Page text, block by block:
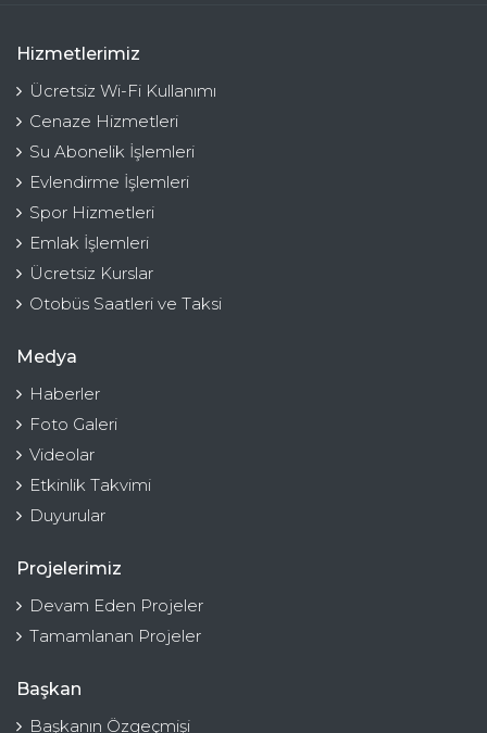
Hizmetlerimiz
Ücretsiz Wi-Fi Kullanımı
Cenaze Hizmetleri
Su Abonelik İşlemleri
Evlendirme İşlemleri
Spor Hizmetleri
Emlak İşlemleri
Ücretsiz Kurslar
Otobüs Saatleri ve Taksi
Medya
Haberler
Foto Galeri
Videolar
Etkinlik Takvimi
Duyurular
Projelerimiz
Devam Eden Projeler
Tamamlanan Projeler
Başkan
Başkanın Özgeçmişi